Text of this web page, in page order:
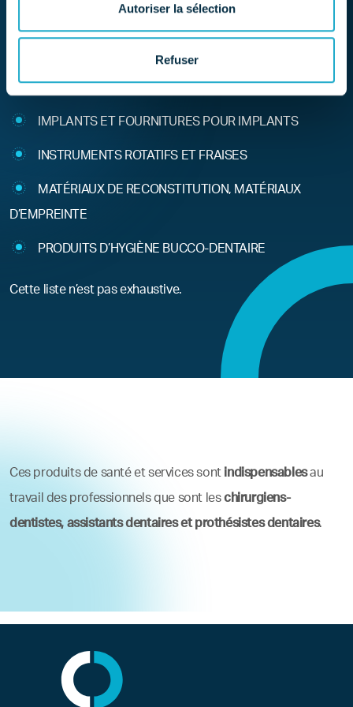
Autoriser la sélection
Refuser
STÉRILISATEURS, THERMO-DÉSINFECTEURS, UNITÉS
SYSTÈMES DE CFAO
IMPLANTS ET FOURNITURES POUR IMPLANTS
INSTRUMENTS ROTATIFS ET FRAISES
MATÉRIAUX DE RECONSTITUTION, MATÉRIAUX
D’EMPREINTE
PRODUITS D’HYGIÈNE BUCCO-DENTAIRE
Cette liste n’est pas exhaustive.
Ces produits de santé et services sont indispensablesau
travail des professionnels que sont leschirurgiens-
dentistes, assistants dentaires et prothésistes dentaires.